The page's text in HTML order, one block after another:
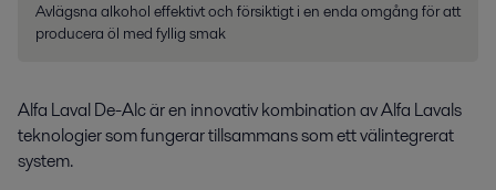
Avlägsna alkohol effektivt och försiktigt i en enda omgång för att
producera öl med fyllig smak
Alfa Laval De-Alc är en innovativ kombination av Alfa Lavals
teknologier som fungerar tillsammans som ett välintegrerat
system.